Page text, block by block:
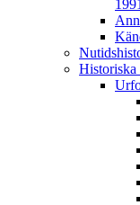
1991
Historiska